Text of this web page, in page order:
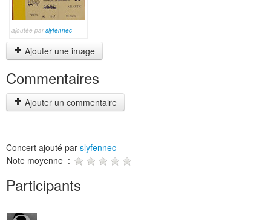
ajoutée parslyfennec
Ajouter une image
Commentaires
Ajouter un commentaire
Concert ajouté par slyfennec
Note moyenne :
Participants